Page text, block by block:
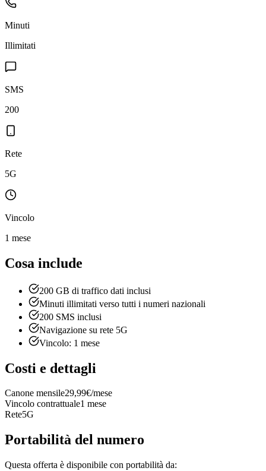
Minuti
Illimitati
SMS
200
Rete
5G
Vincolo
1 mese
Cosa include
200 GB di traffico dati inclusi
Minuti illimitati verso tutti i numeri nazionali
200 SMS inclusi
Navigazione su rete 5G
Vincolo: 1 mese
Costi e dettagli
Canone mensile29,99€/mese
Vincolo contrattuale1 mese
Rete5G
Portabilità del numero
Questa offerta è disponibile con portabilità da: